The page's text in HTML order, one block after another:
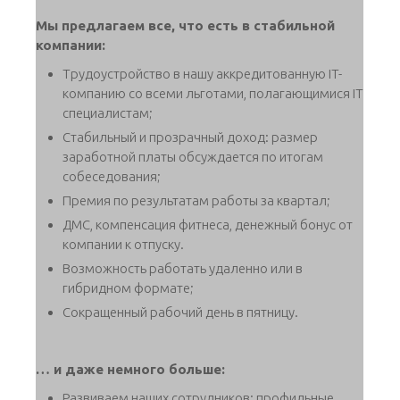
Мы предлагаем все, что есть в стабильной
компании:
Трудоустройство в нашу аккредитованную IT-
компанию со всеми льготами, полагающимися IT
специалистам;
Стабильный и прозрачный доход: размер
заработной платы обсуждается по итогам
собеседования;
Премия по результатам работы за квартал;
ДМС, компенсация фитнеса, денежный бонус от
компании к отпуску.
Возможность работать удаленно или в
гибридном формате;
Сокращенный рабочий день в пятницу.
… и даже немного больше: